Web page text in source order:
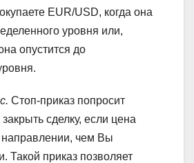
EUR/USD, когда она
уровня или,
опустится до
Стоп-приказ попросит
сделку, если цена
направлении, чем Вы
Такой приказ позволяет